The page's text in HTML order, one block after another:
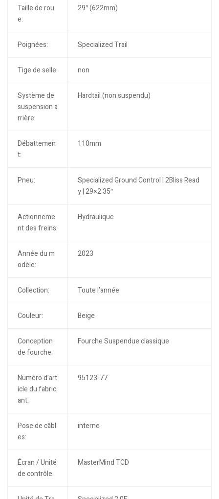
Taille de rou
e:
29″ (622mm)
Poignées: Specialized Trail
Tige de selle: non
Système de
suspension a
rrière:
Hardtail (non suspendu)
Débattemen
t:
110mm
Pneu:
Specialized Ground Control | 2Bliss Read
y | 29×2.35″
Actionneme
nt des freins:
Hydraulique
Année du m
odèle:
2023
Collection: Toute l’année
Couleur: Beige
Conception
de fourche:
Fourche Suspendue classique
Numéro d’art
icle du fabric
ant:
95123-77
Pose de câbl
es:
interne
Écran / Unité
de contrôle:
MasterMind TCD